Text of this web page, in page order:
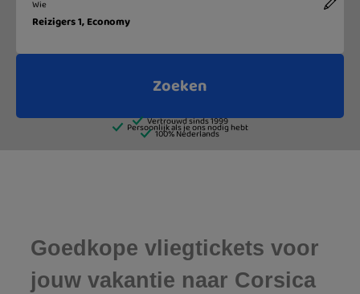
Goedkope vliegtickets voor
jouw vakantie naar Corsica